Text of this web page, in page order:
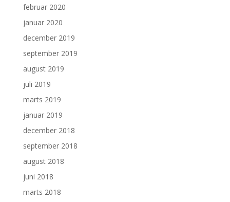
februar 2020
januar 2020
december 2019
september 2019
august 2019
juli 2019
marts 2019
januar 2019
december 2018
september 2018
august 2018
juni 2018
marts 2018